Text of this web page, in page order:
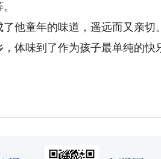
童年的味道，遥远而又亲切
体味到了作为孩子最单纯的快